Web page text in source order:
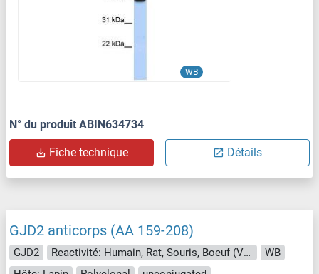
WB
N° du produit ABIN634734
Fiche technique Détails
GJD2 anticorps (AA 159-208)
GJD2 Reactivité: Humain, Rat, Souris, Boeuf (Vache), Chien, Singe
WB